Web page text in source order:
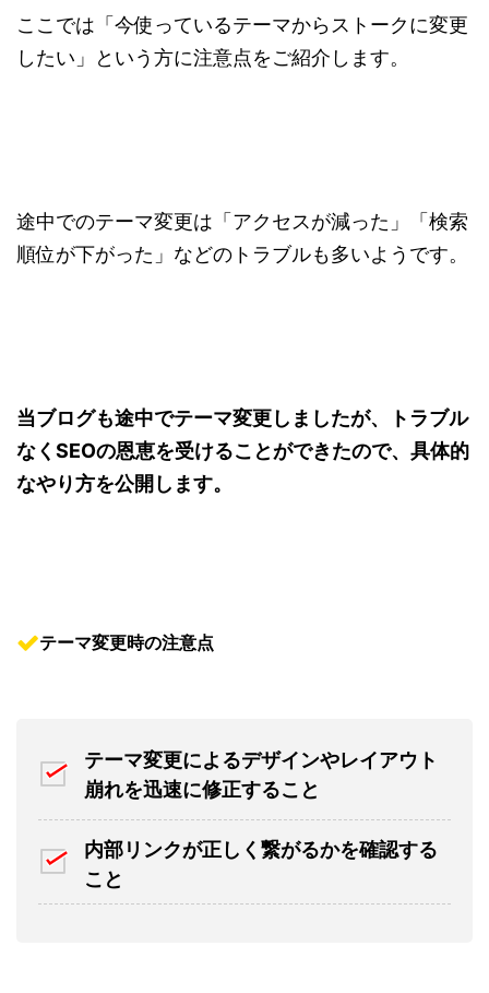
ここでは「今使っているテーマからストークに変更
したい」という方に注意点をご紹介します。
途中でのテーマ変更は「アクセスが減った」「検索
順位が下がった」などのトラブルも多いようです。
当ブログも途中でテーマ変更しましたが、トラブル
なくSEOの恩恵を受けることができたので、具体的
なやり方を公開します。
テーマ変更時の注意点
テーマ変更によるデザインやレイアウト
崩れを迅速に修正すること
内部リンクが正しく繋がるかを確認する
こと